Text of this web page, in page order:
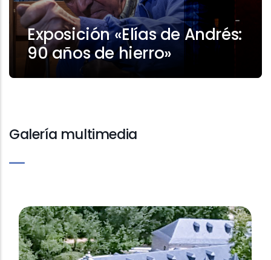
Exposición «Elías de Andrés:
90 años de hierro»
Galería multimedia